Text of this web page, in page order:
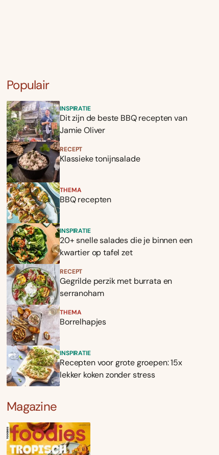
Populair
INSPIRATIE
Dit zijn de beste BBQ recepten van
Jamie Oliver
RECEPT
Klassieke tonijnsalade
THEMA
BBQ recepten
INSPIRATIE
20+ snelle salades die je binnen een
kwartier op tafel zet
RECEPT
Gegrilde perzik met burrata en
serranoham
THEMA
Borrelhapjes
INSPIRATIE
Recepten voor grote groepen: 15x
lekker koken zonder stress
Magazine